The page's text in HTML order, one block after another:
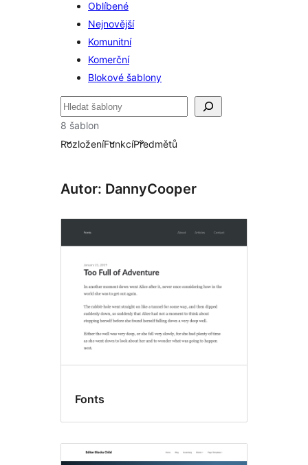
Oblíbené
Nejnovější
Komunitní
Komerční
Blokové šablony
Hledat
8 šablon
RozloženíFunkcíPředmětů
Autor: DannyCooper
Fonts